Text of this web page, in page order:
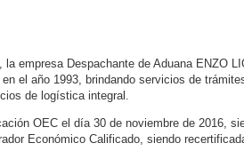
empresa Despachante de Aduana ENZO
el año 1993, brindando servicios de
de logística integral.
OEC el día 30 de noviembre de 2016,
Económico Calificado, siendo